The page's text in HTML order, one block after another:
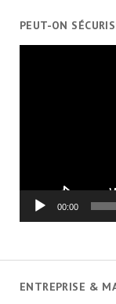
PEUT-ON
00:00
ENTREPRISE &